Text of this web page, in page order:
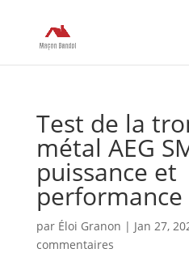
Test de la
métal AEG
puissance et
performance
par Éloi Granon | Jan 27,
commentaires